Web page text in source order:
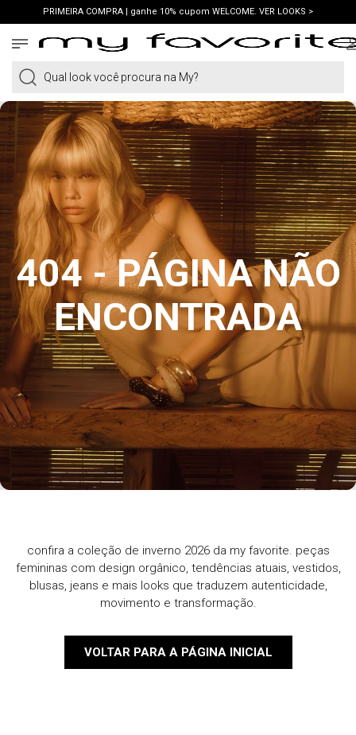
PRIMEIRA COMPRA | ganhe 10% cupom WELCOME. VER LOOKS >
PIX | 5% off no pix à vista. APROVEITAR >
Qual look você procura na My?
404 - PÁGINA NÃO
ENCONTRADA
confira a coleção de inverno 2026 da my favorite. peças
femininas com design orgânico, tendências atuais, vestidos,
blusas, jeans e mais looks que traduzem autenticidade,
movimento e transformação.
VOLTAR PARA A PÁGINA INICIAL